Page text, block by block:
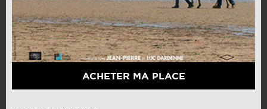
ACHETER MA PLACE